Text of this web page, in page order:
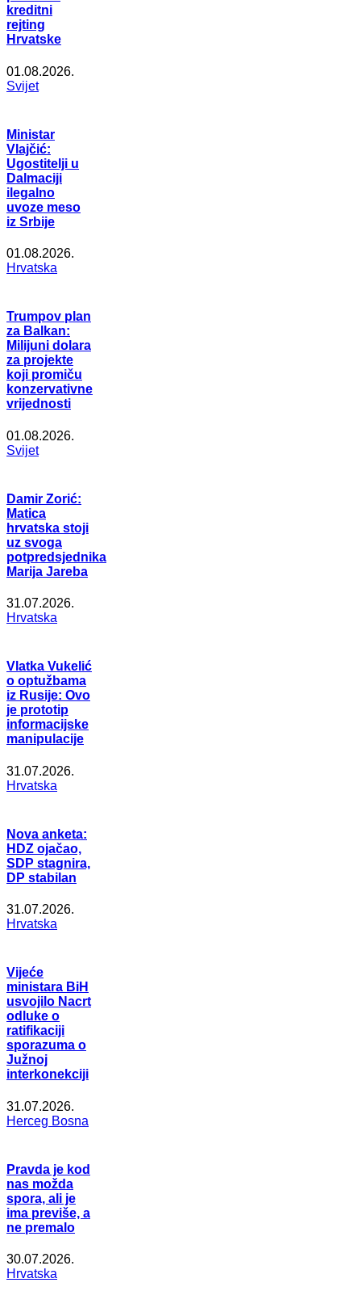
kreditni
rejting
Hrvatske
01.08.2026.
Svijet
Ministar
Vlajčić:
Ugostitelji u
Dalmaciji
ilegalno
uvoze meso
iz Srbije
01.08.2026.
Hrvatska
Trumpov plan
za Balkan:
Milijuni dolara
za projekte
koji promiču
konzervativne
vrijednosti
01.08.2026.
Svijet
Damir Zorić:
Matica
hrvatska stoji
uz svoga
potpredsjednika
Marija Jareba
31.07.2026.
Hrvatska
Vlatka Vukelić
o optužbama
iz Rusije: Ovo
je prototip
informacijske
manipulacije
31.07.2026.
Hrvatska
Nova anketa:
HDZ ojačao,
SDP stagnira,
DP stabilan
31.07.2026.
Hrvatska
Vijeće
ministara BiH
usvojilo Nacrt
odluke o
ratifikaciji
sporazuma o
Južnoj
interkonekciji
31.07.2026.
Herceg Bosna
Pravda je kod
nas možda
spora, ali je
ima previše, a
ne premalo
30.07.2026.
Hrvatska